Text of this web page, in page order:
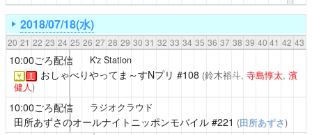
2018/07/18(水)
20 21 22 23 24 25 26 27 28 29 30 31 32 33 34 35 36 37 38 39 40 41 42 43
10:00ごろ配信 K'z Station
￥ ！ おしゃべりやってま～すNプリ #108 (鈴木裕斗, 寺島惇太, 濱
健人)
10:00ごろ配信 ラジオクラウド
田所あずさのオールナイトニッポンモバイル#221 (田所あずさ)